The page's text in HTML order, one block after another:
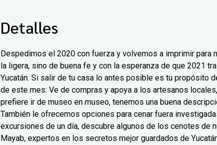
Detalles
Despedimos el 2020 con fuerza y ​​volvemos a imprimir
la ligera, sino de buena fe y con la esperanza de que 2021
Yucatán. Si salir de tu casa lo antes posible es tu propósito
de este mes: Ve de compras y apoya a los artesanos
prefiere ir de museo en museo, tenemos una buena
También le ofrecemos opciones para cenar fuera
excursiones de un día, descubre algunos de los cenotes de
Mayab, expertos en los secretos mejor guardados de